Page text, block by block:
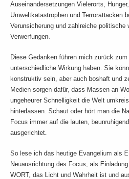
Auseinandersetzungen Vielerorts,
Umweltkatastrophen und Terrorattacken
Verunsicherung und zahlreiche politische
Verwerfungen.
Diese Gedanken führen mich zurück
unterschiedliche Wirkung haben. Sie
konstruktiv sein, aber auch boshaft und
Medien sorgen dafür, dass Massen an
ungeheurer Schnelligkeit die Welt
hinterlassen. Schaut oder hört man die
Focus immer auf die lauten,
ausgerichtet.
So lese ich das heutige Evangelium als
Neuausrichtung des Focus, als
WORT, das Licht und Wahrheit ist und